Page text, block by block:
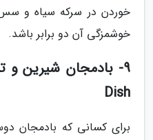
خوردن در سرکه سیاه و سس
خوشمزگی آن دو برابر باشد.
Dish
برای کسانی که بادمجان